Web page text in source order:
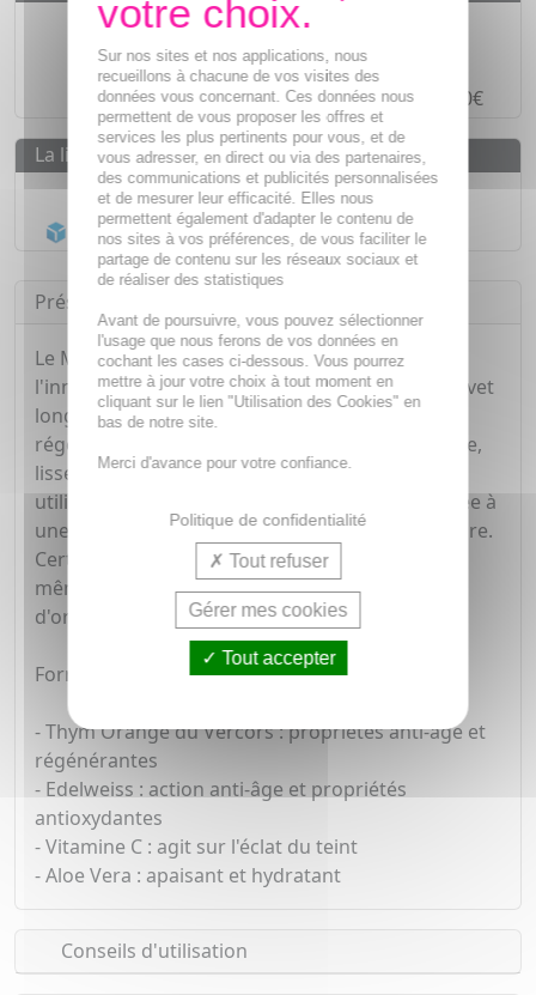
Des prixIMBATTABLES
Paiement en ligneSÉCURISÉ
Paiement en4 fois sans fraisà partir de 30€
La livraison
Livraison gratuite dès55€
Acheminement Chronoposten 24h*
Présentation
Le Masque Anti-âge Global REINE issu de
l'innovation épigénétique, doté d'un double brevet
longévité au Thym Orange, a une action haute
régénération immédiate : la peau est plus souple,
lisse, éclatante et plus confortable dès les 1ères
utilisations. Une action pro-régénérante associée à
une réparation en profondeur au niveau cellulaire.
Certifié bio, convient à tous les types de peaux,
mêmes sensibles. Composé à 99% d'ingrédients
d'origine naturelle.
Formule doublement brevetée, enrichie :
- Thym Orange du Vercors : propriétés anti-âge et
régénérantes
- Edelweiss : action anti-âge et propriétés
antioxydantes
- Vitamine C : agit sur l'éclat du teint
- Aloe Vera : apaisant et hydratant
Conseils d'utilisation
Sur nos sites et nos applications, nous
recueillons à chacune de vos visites des
données vous concernant. Ces données nous
permettent de vous proposer les offres et
services les plus pertinents pour vous, et de
vous adresser, en direct ou via des partenaires,
des communications et publicités personnalisées
et de mesurer leur efficacité. Elles nous
permettent également d'adapter le contenu de
nos sites à vos préférences, de vous faciliter le
partage de contenu sur les réseaux sociaux et
de réaliser des statistiques
Avant de poursuivre, vous pouvez sélectionner
l'usage que nous ferons de vos données en
cochant les cases ci-dessous. Vous pourrez
mettre à jour votre choix à tout moment en
cliquant sur le lien "Utilisation des Cookies" en
bas de notre site.
Merci d'avance pour votre confiance.
Politique de confidentialité
Tout refuser
Gérer mes cookies
Tout accepter